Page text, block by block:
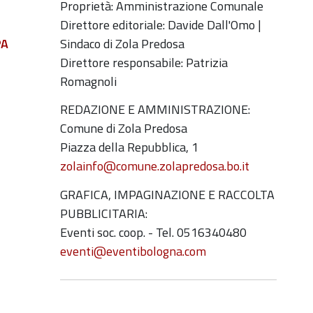
Proprietà: Amministrazione Comunale
Direttore editoriale: Davide Dall'Omo |
Sindaco di Zola Predosa
Direttore responsabile: Patrizia
Romagnoli
REDAZIONE E AMMINISTRAZIONE:
Comune di Zola Predosa
Piazza della Repubblica, 1
zolainfo@comune.zolapredosa.bo.it
GRAFICA, IMPAGINAZIONE E RACCOLTA
PUBBLICITARIA:
Eventi soc. coop. - Tel. 0516340480
eventi@eventibologna.com